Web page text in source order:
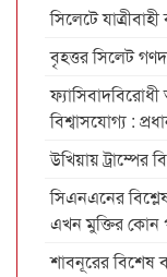
সিলেটে
বৃহত্তর সিলেট
বিশ্বাসযোগ্য :
উখিয়ায় ট্রাম্পের
সিএনএনের
এখন মুক্তির
শাবনূরের বিশেষ